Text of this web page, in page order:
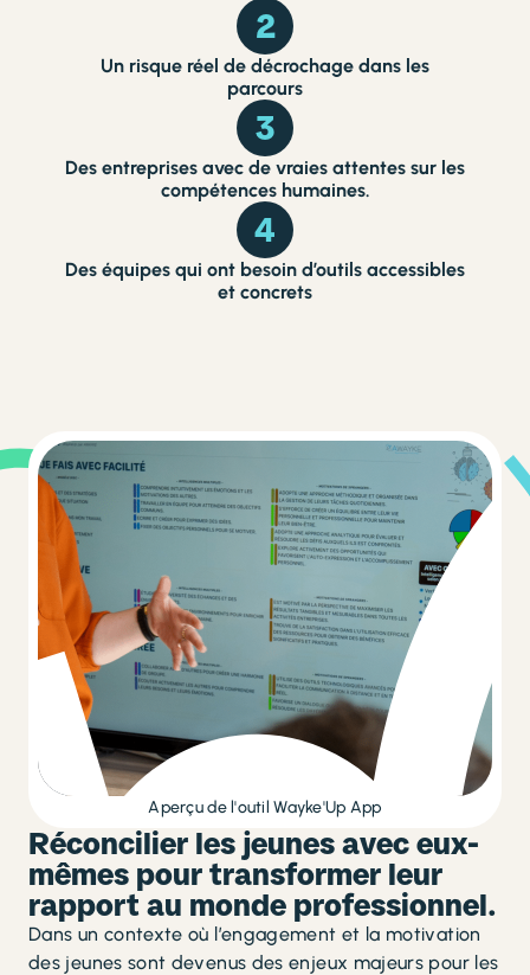
2
Un risque réel de décrochage dans les
parcours
3
Des entreprises avec de vraies attentes sur les
compétences humaines.
4
Des équipes qui ont besoin d’outils accessibles
et concrets
Aperçu de l'outil Wayke'Up App
Réconcilier les jeunes avec eux-
mêmes pour transformer leur
rapport au monde professionnel.
Dans un contexte où l’engagement et la motivation
des jeunes sont devenus des enjeux majeurs pour les